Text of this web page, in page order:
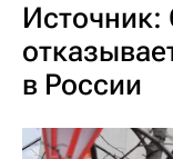
Источник:
в России